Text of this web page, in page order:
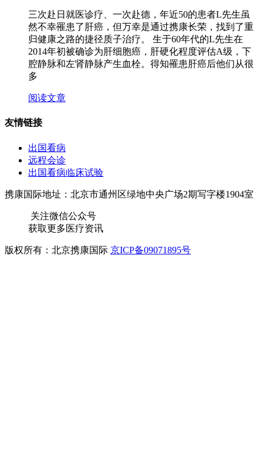
三次赴日就医诊疗、一次赴德，年近50的患者L先生虽
然不幸罹患了肝癌，但万幸是通过携康长荣，找到了重
归健康之路的捷径质子治疗。 生于60年代的L先生在
2014年初被确诊为肝细胞癌，肝硬化程度评估A级，下
腔静脉和左肾静脉产生血栓。得知罹患肝癌后他们从很
多
阅读文章
友情链接
出国看病
远程会诊
出国看病临床试验
携康国际地址：北京市通州区绿地中央广场2期写字楼1904室
关注微信公众号
获取更多医疗资讯
版权所有：北京携康国际 京ICP备09071895号